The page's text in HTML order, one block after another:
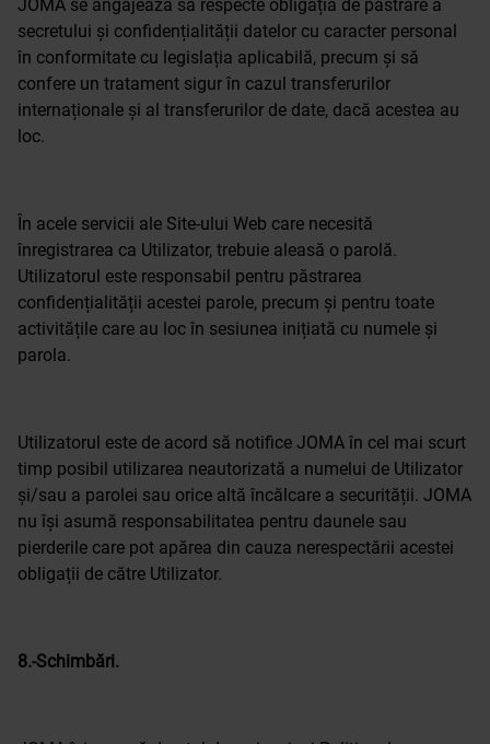
JOMA se angajează să respecte obligația de păstrare a
secretului și confidențialității datelor cu caracter personal
în conformitate cu legislația aplicabilă, precum și să
confere un tratament sigur în cazul transferurilor
internaționale și al transferurilor de date, dacă acestea au
loc.
În acele servicii ale Site-ului Web care necesită
înregistrarea ca Utilizator, trebuie aleasă o parolă.
Utilizatorul este responsabil pentru păstrarea
confidențialității acestei parole, precum și pentru toate
activitățile care au loc în sesiunea inițiată cu numele și
parola.
Utilizatorul este de acord să notifice JOMA în cel mai scurt
timp posibil utilizarea neautorizată a numelui de Utilizator
și/sau a parolei sau orice altă încălcare a securității. JOMA
nu își asumă responsabilitatea pentru daunele sau
pierderile care pot apărea din cauza nerespectării acestei
obligații de către Utilizator.
8.-Schimbări.